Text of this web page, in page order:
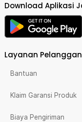
Download Aplikasi
Layanan Pelanggan
Bantuan
Klaim Garansi Produk
Biaya Pengiriman